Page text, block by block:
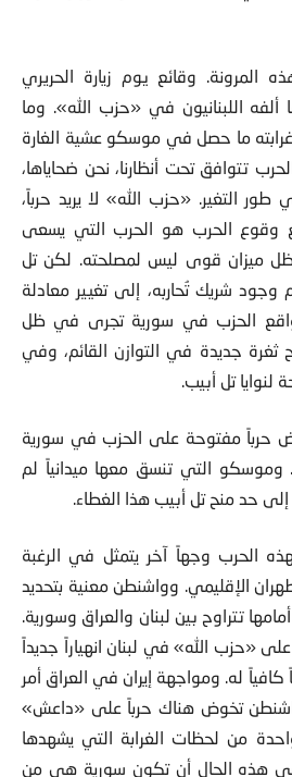
المرونة. وقائع يوم زيارة الحريري
ألفه اللبنانيون في «حزب الله». وما
ما حصل في موسكو عشية الغارة
تتوافق تحت أنظارنا، نحن ضحاياها،
التغير. «حزب الله» لا يريد حرباً،
وقوع الحرب هو الحرب التي يسعى
ميزان قوى ليس لمصلحته. لكن تل
شريك تُحاربه، إلى تغيير معادلة
الحزب في سورية تجرى في ظل
جديدة في التوازن القائم، وفي
تل أبيب.
حرباً مفتوحة على الحزب في سورية
التي تنسق معها ميدانياً لم
حد منح تل أبيب هذا الغطاء.
الحرب وجهاً آخر يتمثل في الرغبة
الإقليمي. وواشنطن معنية بتحديد
تتراوح بين لبنان والعراق وسورية.
«حزب الله» في لبنان انهياراً جديداً
كافياً له. ومواجهة إيران في العراق أمر
تخوض هناك حرباً على «داعش»
من لحظات الغرابة التي يشهدها
هذه الحال أن تكون سورية هي من